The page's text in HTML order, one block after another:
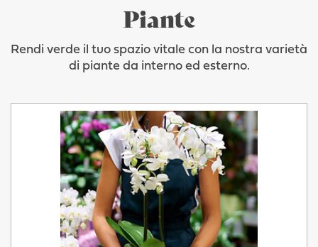
Piante
Rendi verde il tuo spazio vitale con la nostra varietà
di piante da interno ed esterno.